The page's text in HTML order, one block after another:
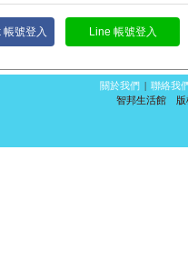
帳號登入 Line 帳號登入
關於我們 | 聯絡我
智邦生活館 版